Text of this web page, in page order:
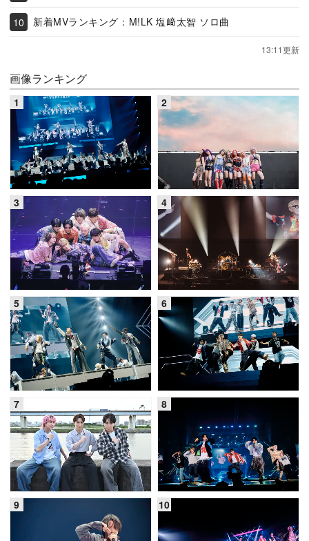
新着MVランキング：M!LK 塩﨑太智 ソロ曲
13:11更新
画像ランキング